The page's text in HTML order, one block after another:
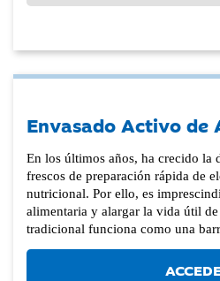
Envasado Activo de
En los últimos años, ha crecido la
frescos de preparación rápida de
nutricional. Por ello, es
alimentaria y alargar la vida útil
tradicional funciona como una